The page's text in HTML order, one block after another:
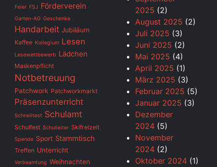
Feier FSJ Förderverein
Garten-AG Geschenke
Handarbeit Jubiläum
Kaffee Kollegium Lesen
Lesewettbewerb Lädchen
Maskenpflicht
Notbetreuung
Patchwork Patchworkmarkt
Präsenzunterricht
Schnelltest Schulamt
Schulfest Schulleiter Skifreizeit
Spende Sport Stammtisch
Treffen Unterricht
Verbeamtung Weihnachten
2025 (2)
August 2025 (2)
Juli 2025 (3)
Juni 2025 (2)
Mai 2025 (4)
April 2025 (1)
März 2025 (3)
Februar 2025 (5)
Januar 2025 (3)
Dezember
2024 (5)
November
2024 (2)
Oktober 2024 (1)